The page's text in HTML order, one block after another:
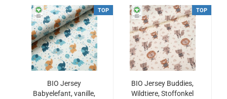
TOP
BIO Jersey
Babyelefant, vanille,
TOP
BIO Jersey Buddies,
Wildtiere, Stoffonkel